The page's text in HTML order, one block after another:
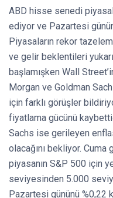
ABD hisse senedi
ediyor ve Pazartesi
Piyasaların rekor
ve gelir beklentileri
başlamışken Wall
Morgan ve Goldman
için farklı görüşler
fiyatlama gücünü
Sachs ise gerileyen
olacağını bekliyor.
piyasanın S&P 500 için
seviyesinden 5.000
Pazartesi gününü %0,22